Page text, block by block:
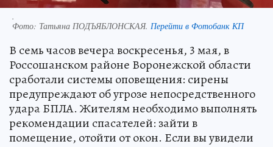
.
Фото: Татьяна ПОДЪЯБЛОНСКАЯ. Перейти в Фотобанк КП
В семь часов вечера воскресенья, 3 мая, в
Россошанском районе Воронежской области
сработали системы оповещения: сирены
предупреждают об угрозе непосредственного
удара БПЛА. Жителям необходимо выполнять
рекомендации спасателей: зайти в
помещение, отойти от окон. Если вы увидели